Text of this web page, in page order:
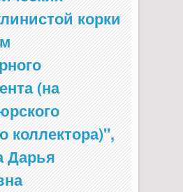
корки
(на
коллектора)",
Дарья